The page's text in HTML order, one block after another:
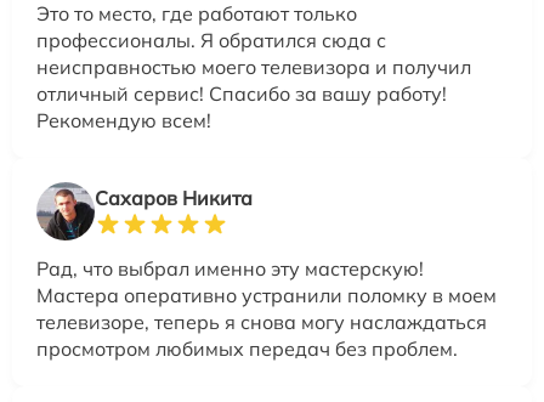
Это то место, где работают только
профессионалы. Я обратился сюда с
неисправностью моего телевизора и получил
отличный сервис! Спасибо за вашу работу!
Рекомендую всем!
Сахаров Никита
Рад, что выбрал именно эту мастерскую!
Мастера оперативно устранили поломку в моем
телевизоре, теперь я снова могу наслаждаться
просмотром любимых передач без проблем.